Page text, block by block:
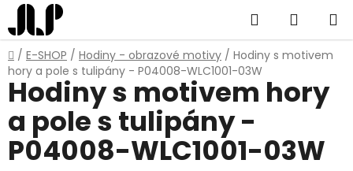
Přejít
na
obsah
Hledat
KOŠÍK
Domů
/ E-SHOP / Hodiny - obrazové motivy / Hodiny s motivem
hory a pole s tulipány - P04008-WLC1001-03W
Hodiny s motivem hory
a pole s tulipány -
P04008-WLC1001-03W